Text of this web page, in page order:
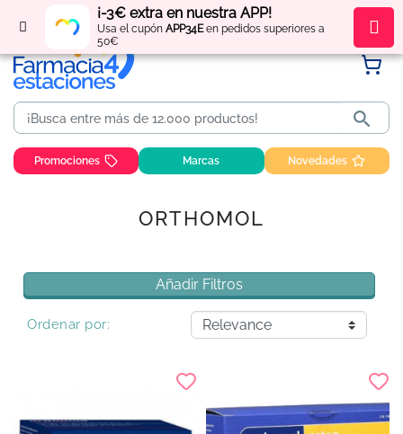
¡-3€ extra en nuestra APP!
Usa el cupón APP34Een pedidos superiores a
50€
Regístratey obténpuntos por tus compras

Promociones Marcas Novedades
ORTHOMOL
Añadir Filtros
Ordenar por: